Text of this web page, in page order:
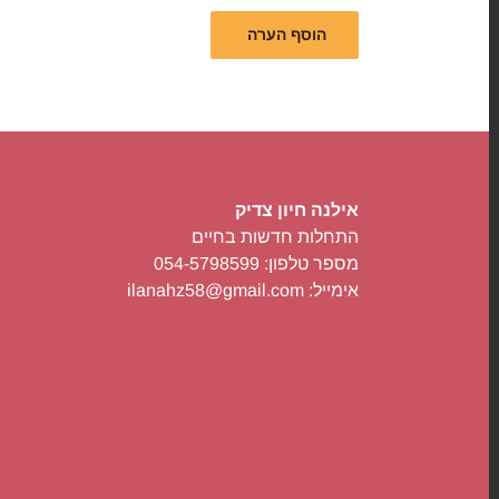
אילנה חיון צדיק
התחלות חדשות בחיים
מספר טלפון: 054-5798599
אימייל: ilanahz58@gmail.com